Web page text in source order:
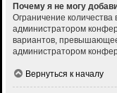
Почему я не могу
Ограничение количества
администратором
вариантов,
администратором
Вернуться к началу